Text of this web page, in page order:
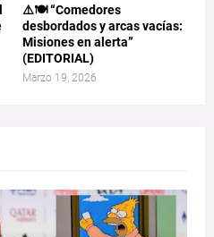
⚠️🍽️ “Comedores
desbordados y arcas vacías:
Misiones en alerta”
(EDITORIAL)
Marzo 19, 2026